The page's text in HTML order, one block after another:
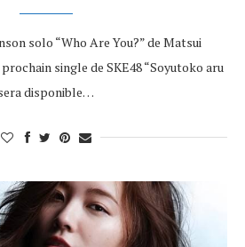
solo “Who Are You?” de Matsui
single de SKE48 “Soyutoko aru
disponible…